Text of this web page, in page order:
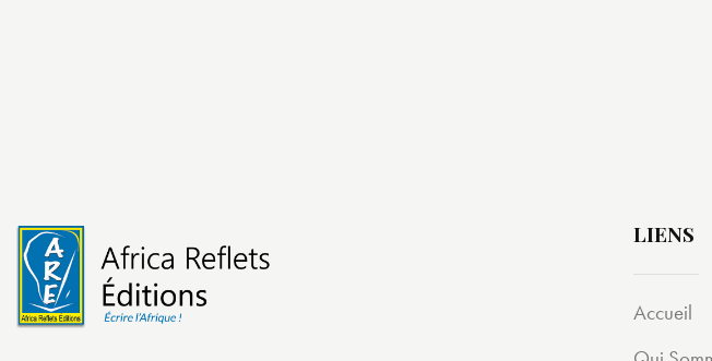
LIENS
Accueil